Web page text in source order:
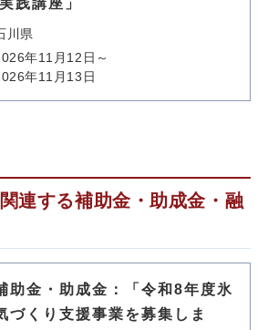
践講座」
川県
年11月12日～
年11月13日
連する補助金・助成金・融
助金・助成金：「令和8年度氷
づくり支援事業を募集しま